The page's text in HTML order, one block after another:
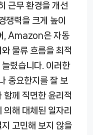
근무 환경을 개선
쟁력을 크게 높이
, Amazon은 자동
물류 흐름을 최적
렸습니다. 이러한
중요한지를 잘 보
함께 직면한 윤리적
해 대체된 일자리
고민해 보지 않을